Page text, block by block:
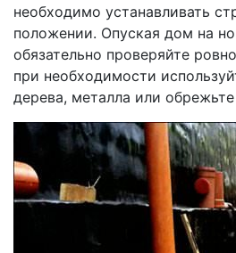
необходимо устанавливать
положении. Опуская дом на
обязательно проверяйте
при необходимости
дерева, металла или